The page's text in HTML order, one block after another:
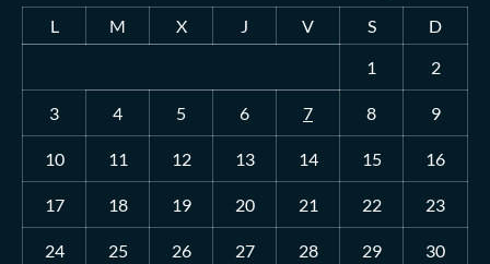
L
M X J V S
D
1
2
3 4 5 6 7 8 9
10 11 12 13 14 15 16
17 18 19 20 21 22 23
24 25 26 27 28 29 30